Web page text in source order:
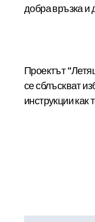
добра връзка и
Проектът
се сблъскват
инструкции как